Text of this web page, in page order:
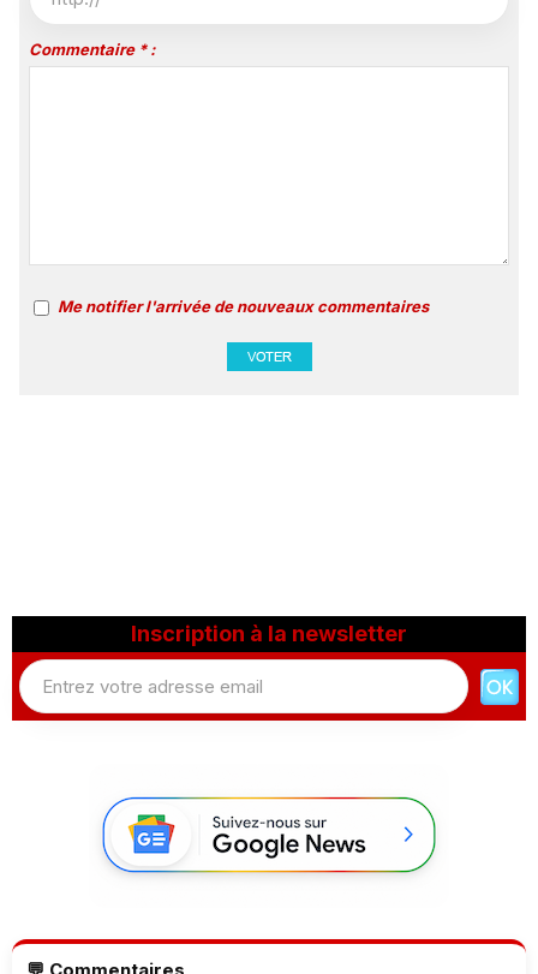
Commentaire * :
Me notifier l'arrivée de nouveaux commentaires
Inscription à la newsletter